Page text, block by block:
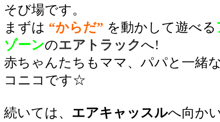
そび場です。
まずは “からだ” を動かして遊べる
ゾーンのエアトラックへ!
赤ちゃんたちもママ、パパと一緒
コニコです☆
続いては、 エアキャッスルへ向か